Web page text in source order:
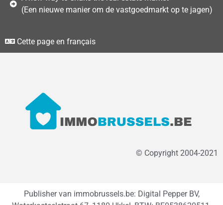
(Een nieuwe manier om de vastgoedmarkt op te jagen)
Cette page en français
© Copyright 2004-2021
Publisher van immobrussels.be: Digital Pepper BV,